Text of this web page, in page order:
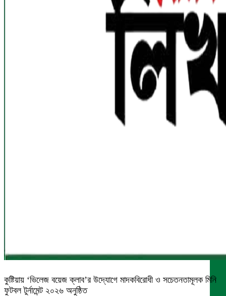
কুষ্টিয়ায় ‘ভিলেজ বয়েজ ক্লাব’র উদ্যোগে মাদকবিরোধী ও সচেতনতামূলক মিনি
ফুটবল টুর্নামেন্ট ২০২৬ অনুষ্ঠিত